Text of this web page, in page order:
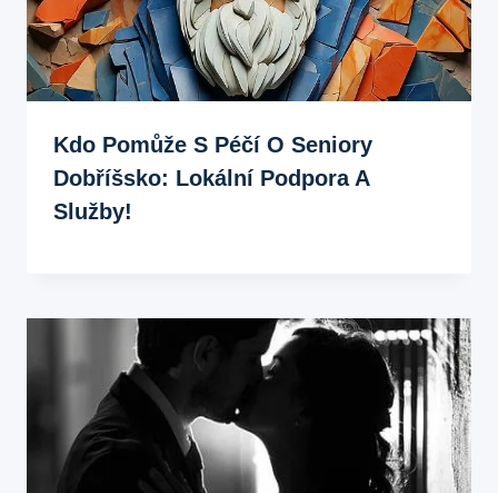
Kdo Pomůže S Péčí O Seniory
Dobříšsko: Lokální Podpora A
Služby!